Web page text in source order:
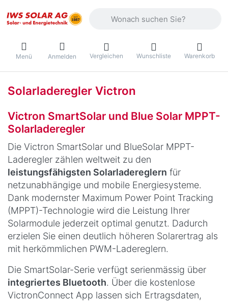
Menü Anmelden Vergleichen Wunschliste Warenkorb
Solarladeregler Victron
Victron SmartSolar und Blue Solar MPPT-
Solarladeregler
Die Victron SmartSolar und BlueSolar MPPT-
Laderegler zählen weltweit zu den
leistungsfähigsten Solarladereglern für
netzunabhängige und mobile Energiesysteme.
Dank modernster Maximum Power Point Tracking
(MPPT)-Technologie wird die Leistung Ihrer
Solarmodule jederzeit optimal genutzt. Dadurch
erzielen Sie einen deutlich höheren Solarertrag als
mit herkömmlichen PWM-Ladereglern.
Die SmartSolar-Serie verfügt serienmässig über
integriertes Bluetooth. Über die kostenlose
VictronConnect App lassen sich Ertragsdaten,